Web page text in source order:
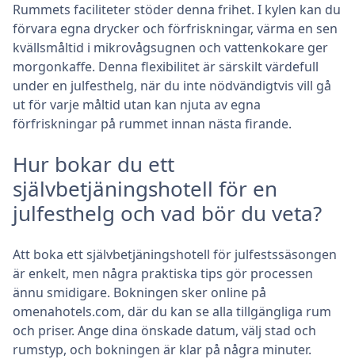
Rummets faciliteter stöder denna frihet. I kylen kan du
förvara egna drycker och förfriskningar, värma en sen
kvällsmåltid i mikrovågsugnen och vattenkokare ger
morgonkaffe. Denna flexibilitet är särskilt värdefull
under en julfesthelg, när du inte nödvändigtvis vill gå
ut för varje måltid utan kan njuta av egna
förfriskningar på rummet innan nästa firande.
Hur bokar du ett
självbetjäningshotell för en
julfesthelg och vad bör du veta?
Att boka ett självbetjäningshotell för julfestssäsongen
är enkelt, men några praktiska tips gör processen
ännu smidigare. Bokningen sker online på
omenahotels.com, där du kan se alla tillgängliga rum
och priser. Ange dina önskade datum, välj stad och
rumstyp, och bokningen är klar på några minuter.